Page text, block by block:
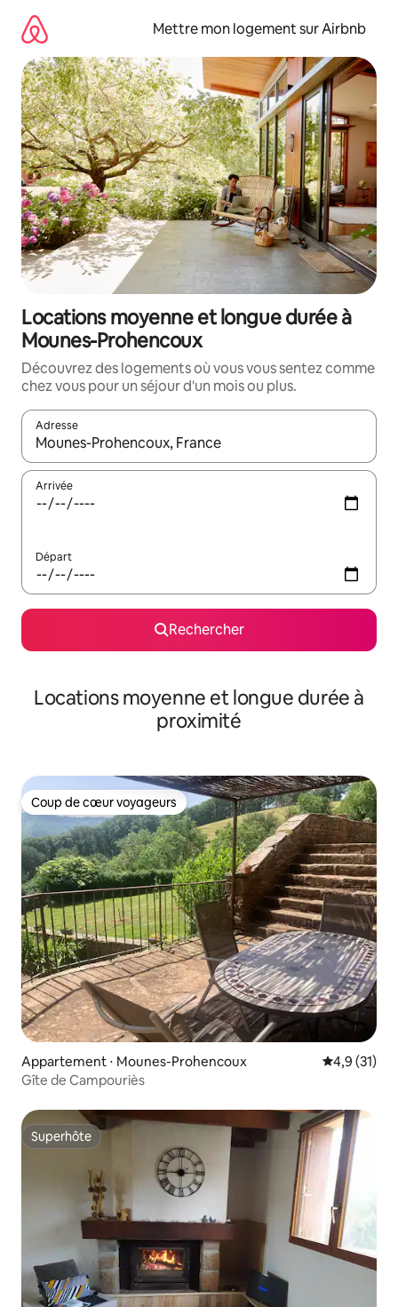
directement
contenu
Mettre mon logement sur Airbnb
Locations moyenne et longue durée à
Mounes-Prohencoux
Découvrez des logements où vous vous sentez comme
chez vous pour un séjour d'un mois ou plus.
Adresse
Lorsque les résultats s'affichent, utilisez les flèches vers le
Arrivée
Départ
Rechercher
Locations moyenne et longue durée à
proximité
Coup de cœur voyageurs
Coup de cœur voyageurs
Appartement ⋅ Mounes-Prohencoux Évaluation
4,9 (31)
Gîte de Campouriès
Superhôte
Superhôte